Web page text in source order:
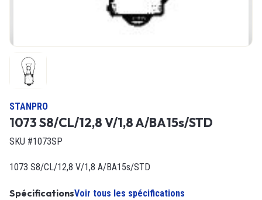
STANPRO
1073 S8/CL/12,8 V/1,8 A/BA15s/STD
SKU #1073SP
1073 S8/CL/12,8 V/1,8 A/BA15s/STD
SpécificationsVoir tous les spécifications